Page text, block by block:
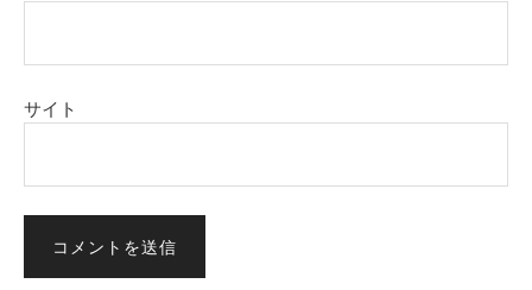
サイト